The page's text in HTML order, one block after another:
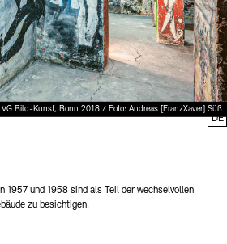
Bild-Kunst, Bonn 2018 / Foto: Andreas [FranzXaver] Süß
1957 und 1958 sind als Teil der wechselvollen
zu besichtigen.
DE